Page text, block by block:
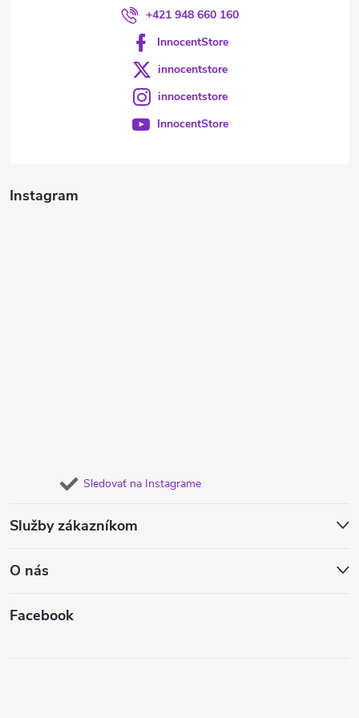
Instagram
Sledovať na Instagrame
Služby zákazníkom
O nás
Facebook
+421 948 660 160
InnocentStore
innocentstore
innocentstore
InnocentStore